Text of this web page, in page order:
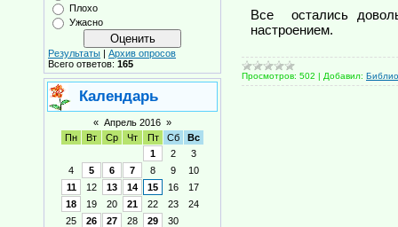
Плохо
Ужасно
Результаты | Архив опросов
Всего ответов: 165
Календарь
« Апрель 2016 »
Пн
Вт Ср Чт Пт Сб
Вс
1
2
3
4
5 6 7 8 9
10
11
12 13 14 15 16
17
18
19 20 21 22 23
24
25
26 27 28 29 30
Все остались
настроением.
Просмотров: 502 | Добавил: